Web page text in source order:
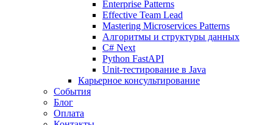
Enterprise Patterns
Effective Team Lead
Mastering Microservices Patterns
Алгоритмы и структуры данных
C# Next
Python FastAPI
Unit-тестирование в Java
Карьерное консультирование
События
Блог
Оплата